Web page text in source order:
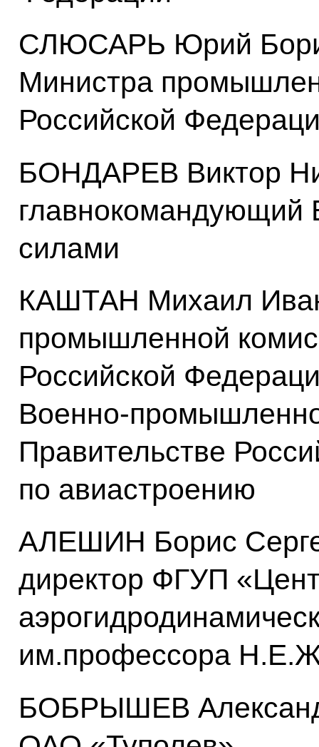
СЛЮСАРЬ Юрий
Министра
Российской
БОНДАРЕВ Виктор
силами
КАШТАН Михаил
промышленной
Российской
Военно-
Правительстве
по авиастроению
АЛЕШИН Борис
директор ФГУП
им.профессора
БОБРЫШЕВ